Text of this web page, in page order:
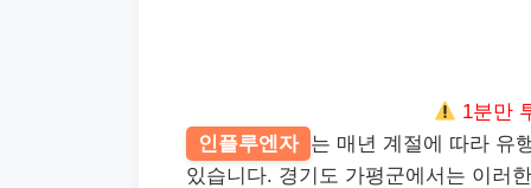
1분만
인플루엔자 는 매년 계절에 따라 유
있습니다. 경기도 가평군에서는 이러